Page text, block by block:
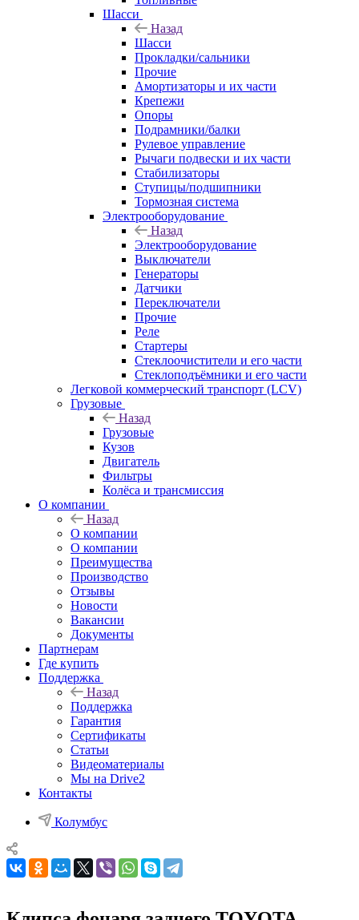
Шасси
Назад
Шасси
Прокладки/сальники
Прочие
Амортизаторы и их части
Крепежи
Опоры
Подрамники/балки
Рулевое управление
Рычаги подвески и их части
Стабилизаторы
Ступицы/подшипники
Тормозная система
Электрооборудование
Назад
Электрооборудование
Выключатели
Генераторы
Датчики
Переключатели
Прочие
Реле
Стартеры
Стеклоочистители и его части
Стеклоподъёмники и его части
Легковой коммерческий транспорт (LCV)
Грузовые
Назад
Грузовые
Кузов
Двигатель
Фильтры
Колёса и трансмиссия
О компании
Назад
О компании
О компании
Преимущества
Производство
Отзывы
Новости
Вакансии
Документы
Партнерам
Где купить
Поддержка
Назад
Поддержка
Гарантия
Сертификаты
Статьи
Видеоматериалы
Мы на Drive2
Контакты
Колумбус